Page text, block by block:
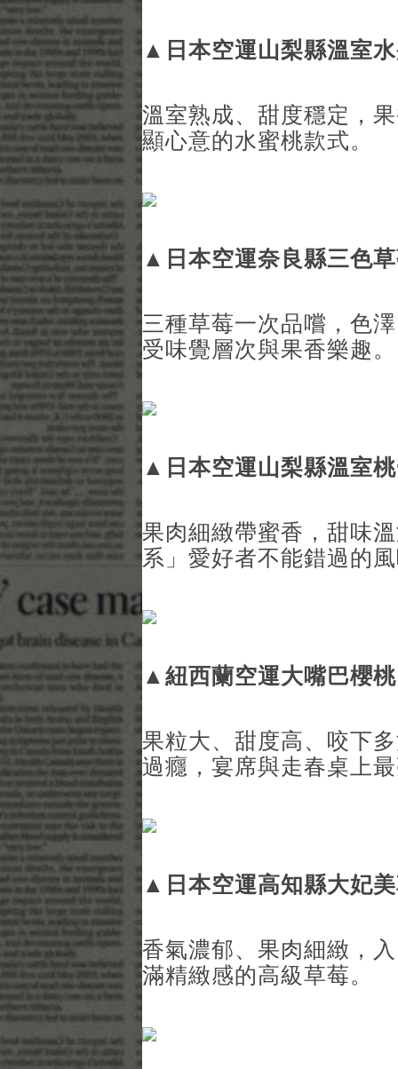
▲ 日本空運山梨縣溫室
溫室熟成、甜度穩定，
顯心意的水蜜桃款式。
▲ 日本空運奈良縣三色
三種草莓一次品嚐，色
受味覺層次與果香樂趣。
▲ 日本空運山梨縣溫室
果肉細緻帶蜜香，甜味
系」愛好者不能錯過的
▲ 紐西蘭空運大嘴巴櫻桃
果粒大、甜度高、咬下
過癮，宴席與走春桌上
▲ 日本空運高知縣大妃
香氣濃郁、果肉細緻，
滿精緻感的高級草莓。